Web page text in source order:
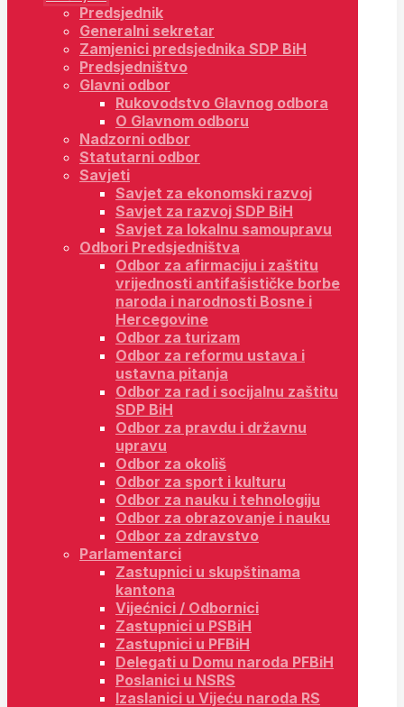
Predsjednik
Generalni sekretar
Zamjenici predsjednika SDP BiH
Predsjedništvo
Glavni odbor
Rukovodstvo Glavnog odbora
O Glavnom odboru
Nadzorni odbor
Statutarni odbor
Savjeti
Savjet za ekonomski razvoj
Savjet za razvoj SDP BiH
Savjet za lokalnu samoupravu
Odbori Predsjedništva
Odbor za afirmaciju i zaštitu
vrijednosti antifašističke borbe
naroda i narodnosti Bosne i
Hercegovine
Odbor za turizam
Odbor za reformu ustava i
ustavna pitanja
Odbor za rad i socijalnu zaštitu
SDP BiH
Odbor za pravdu i državnu
upravu
Odbor za okoliš
Odbor za sport i kulturu
Odbor za nauku i tehnologiju
Odbor za obrazovanje i nauku
Odbor za zdravstvo
Parlamentarci
Zastupnici u skupštinama
kantona
Vijećnici / Odbornici
Zastupnici u PSBiH
Zastupnici u PFBiH
Delegati u Domu naroda PFBiH
Poslanici u NSRS
Izaslanici u Vijeću naroda RS